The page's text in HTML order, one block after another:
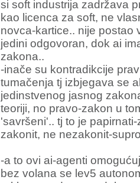
si soft industrija zadržava
kao licenca za soft, ne
novca-kartice.. nije postao
jedini odgovoran, dok ai
zakona..
-inače su kontradikcije
tumačenja tj izbjegava se
jedinstvenog jasnog
teoriji, no pravo-zakon u
'savršeni'.. tj to je
zakonit, ne nezakonit-
-a to ovi ai-agenti
bez volana se lev5